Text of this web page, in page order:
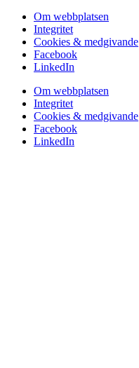
Om webbplatsen
Integritet
Cookies & medgivande
Facebook
LinkedIn
Om webbplatsen
Integritet
Cookies & medgivande
Facebook
LinkedIn